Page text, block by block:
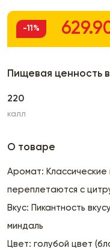
-11%
Пищевая ценность
220
калл
О товаре
Аромат:
переплетаются с
Вкус: Пикантность
миндаль
Цвет: голубой цвет